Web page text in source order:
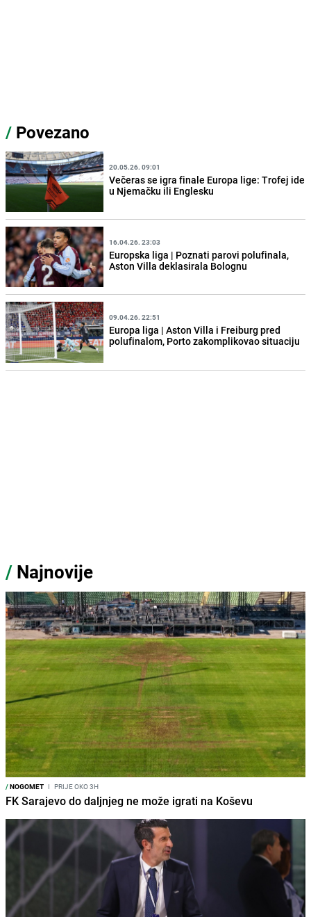
/ Povezano
20.05.26. 09:01
Večeras se igra finale Europa lige: Trofej ide
u Njemačku ili Englesku
16.04.26. 23:03
Europska liga | Poznati parovi polufinala,
Aston Villa deklasirala Bolognu
09.04.26. 22:51
Europa liga | Aston Villa i Freiburg pred
polufinalom, Porto zakomplikovao situaciju
/ Najnovije
/NOGOMET I PRIJE OKO 3H
FK Sarajevo do daljnjeg ne može igrati na Koševu